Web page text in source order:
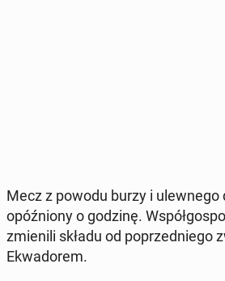
Mecz z powodu burzy i ulew­ne­go
opóź­nio­ny o godzinę.
zmie­ni­li składu od po­przed­nie­go
Ekwa­do­rem.